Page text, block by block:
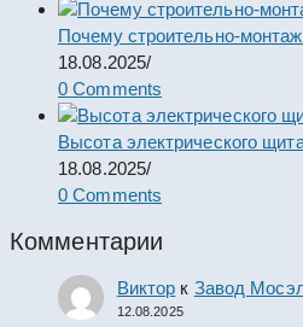
Почему строительно-
18.08.2025/
0 Comments
Высота электрического
18.08.2025/
0 Comments
Комментарии
Виктор к Завод
12.08.2025